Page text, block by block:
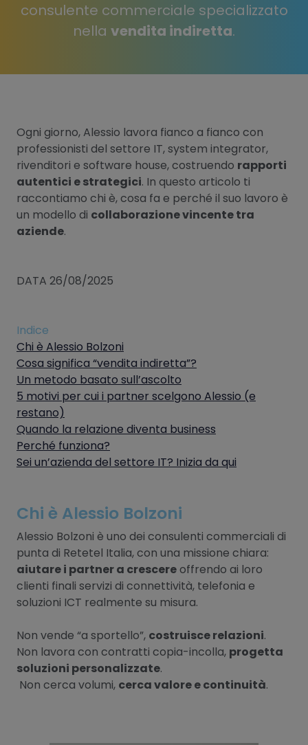
consulente commerciale specializzato
nella vendita indiretta.
Ogni giorno, Alessio lavora fianco a fianco con
professionisti del settore IT, system integrator,
rivenditori e software house, costruendo rapporti
autentici e strategici. In questo articolo ti
raccontiamo chi è, cosa fa e perché il suo lavoro è
un modello di collaborazione vincente tra
aziende.
DATA 26/08/2025
Indice
Chi è Alessio Bolzoni
Cosa significa “vendita indiretta”?
Un metodo basato sull’ascolto
5 motivi per cui i partner scelgono Alessio (e
restano)
Quando la relazione diventa business
Perché funziona?
Sei un’azienda del settore IT? Inizia da qui
Chi è Alessio Bolzoni
Alessio Bolzoni è uno dei consulenti commerciali di
punta di Retetel Italia, con una missione chiara:
aiutare i partner a crescereoffrendo ai loro
clienti finali servizi di connettività, telefonia e
soluzioni ICT realmente su misura.
Non vende “a sportello”, costruisce relazioni.
Non lavora con contratti copia-incolla, progetta
soluzioni personalizzate.
Non cerca volumi, cerca valore e continuità.